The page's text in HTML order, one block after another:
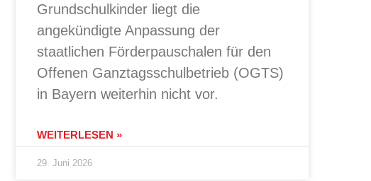
Grundschulkinder liegt die
angekündigte Anpassung der
staatlichen Förderpauschalen für den
Offenen Ganztagsschulbetrieb (OGTS)
in Bayern weiterhin nicht vor.
WEITERLESEN »
29. Juni 2026